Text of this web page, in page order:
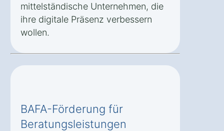
mittelständische Unternehmen, die
ihre digitale Präsenz verbessern
wollen.
BAFA-Förderung für
Beratungsleistungen